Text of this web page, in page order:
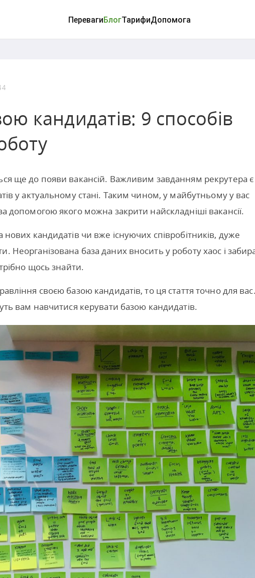
ПеревагиБлогТарифиДопомога
кандидатів: 9 способів
ще до появи вакансій. Важливим завданням рекрутера є
у актуальному стані. Таким чином, у майбутньому у вас
допомогою якого можна закрити найскладніші вакансії.
кандидатів чи вже існуючих співробітників, дуже
база даних вносить у роботу хаос і
щось знайти.
своєю базою кандидатів, то ця стаття точно для
вам навчитися керувати базою кандидатів.